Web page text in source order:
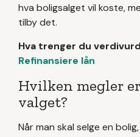
hva boligsalget vil koste,
tilby det.
Hva trenger du
Refinansiere lån
Hvilken megler
valget?
Når man skal selge en